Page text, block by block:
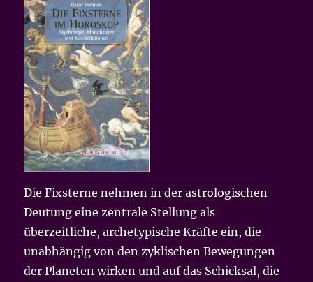
Die Fixsterne nehmen in der astrologischen
Deutung eine zentrale Stellung als
überzeitliche, archetypische Kräfte ein, die
unabhängig von den zyklischen Bewegungen
der Planeten wirken und auf das Schicksal, die